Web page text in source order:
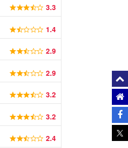
3.3
1.4
2.9
2.9
3.2
3.2
2.4